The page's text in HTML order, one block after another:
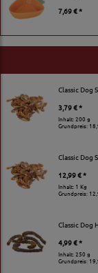
7,69 € *
Classic Dog
3,79 € *
Inhalt: 200 g
Grundpreis:
Classic Dog
12,99 € *
Inhalt: 1 Kg
Grundpreis:
Classic Dog
4,99 € *
Inhalt: 250 g
Grundpreis: